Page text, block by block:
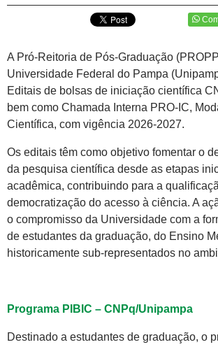
A Pró-Reitoria de Pós-Graduação
Universidade Federal do Pampa
Editais de bolsas de iniciação científica
bem como Chamada Interna PRO-IC,
Científica, com vigência 2026-2027.
Os editais têm como objetivo fomentar o
da pesquisa científica desde as etapas
acadêmica, contribuindo para a
democratização do acesso à ciência. A
o compromisso da Universidade com a
de estudantes da graduação, do Ensino
historicamente sub-representados no
Programa PIBIC – CNPq/Unipampa
Destinado a estudantes de graduação, o